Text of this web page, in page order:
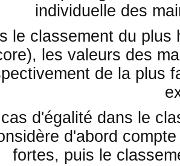
individuelle des
le classement du
les valeurs des
de la plus
d'égalité dans le
d'abord
fortes, puis le